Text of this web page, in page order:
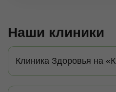
Наши клиники
Клиника Здоровья на